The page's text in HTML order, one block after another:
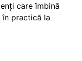
care îmbină
practică la